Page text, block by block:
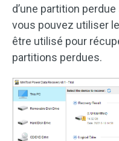
d’une partition
vous pouvez utiliser
être utilisé pour
partitions perdues.